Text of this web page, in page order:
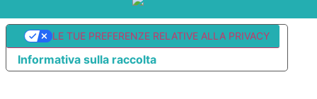
Informativa sulla raccolta
LE TUE PREFERENZE RELATIVE ALLA PRIVACY